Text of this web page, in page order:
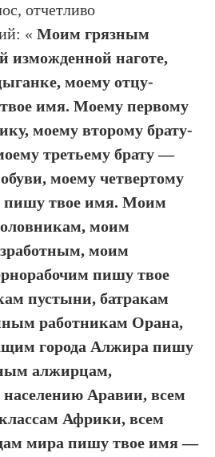
отчетливо
«Моим грязным
изможденной наготе,
моему отцу-
имя. Моему первому
моему второму брату-
третьему брату —
моему четвертому
пишу твое имя. Моим
моим
моим
пишу твое
пустыни, батракам
работникам Орана,
города Алжира пишу
алжирцам,
Аравии, всем
Африки, всем
мира пишу твое имя —